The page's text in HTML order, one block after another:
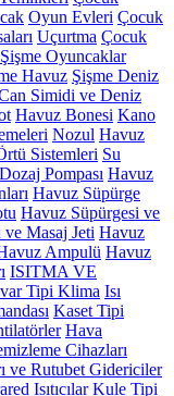
Oyun Evleri Çocuk
Uçurtma Çocuk
Şişme Oyuncaklar
Havuz Şişme Deniz
Simidi ve Deniz
Havuz Bonesi Kano
Nozul Havuz
Sistemleri Su
Pompası Havuz
Havuz Süpürge
Havuz Süpürgesi ve
Masaj Jeti Havuz
Ampulü Havuz
ISITMA VE
Tipi Klima Isı
Kaset Tipi
Hava
Cihazları
ve Rutubet Gidericiler
Isıtıcılar Kule Tipi